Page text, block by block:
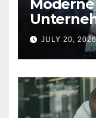
Moderne
JULY 20,